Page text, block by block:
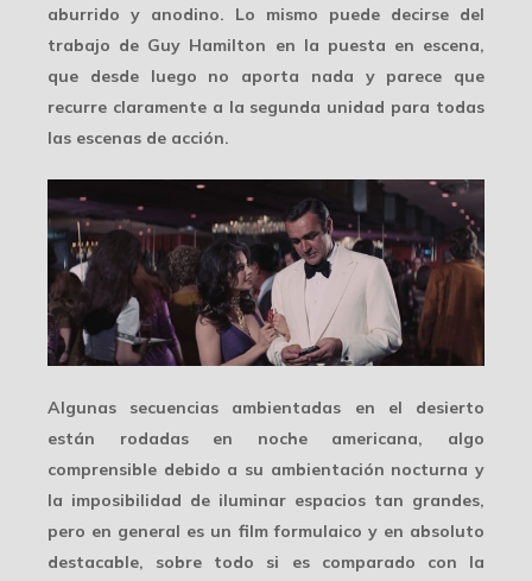
aburrido y anodino. Lo mismo puede decirse del
trabajo de Guy Hamilton en la puesta en escena,
que desde luego no aporta nada y parece que
recurre claramente a la segunda unidad para todas
las escenas de acción.
Algunas secuencias ambientadas en el desierto
están rodadas en noche americana, algo
comprensible debido a su ambientación nocturna y
la imposibilidad de iluminar espacios tan grandes,
pero en general es un film formulaico y en absoluto
destacable, sobre todo si es comparado con la